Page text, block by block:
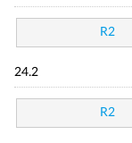
R2
24.2
R2